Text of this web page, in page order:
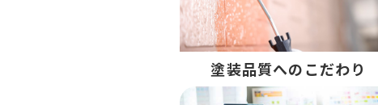
塗装品質へのこだわり